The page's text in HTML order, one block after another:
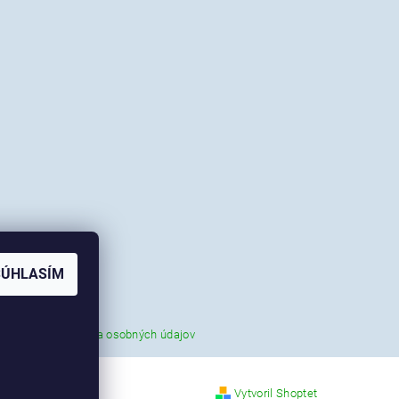
Ochrana osobných údajov
Vytvoril Shoptet